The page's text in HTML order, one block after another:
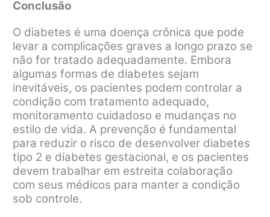
Conclusão
O diabetes é uma doença crônica que pode
levar a complicações graves a longo prazo se
não for tratado adequadamente. Embora
algumas formas de diabetes sejam
inevitáveis, os pacientes podem controlar a
condição com tratamento adequado,
monitoramento cuidadoso e mudanças no
estilo de vida. A prevenção é fundamental
para reduzir o risco de desenvolver diabetes
tipo 2 e diabetes gestacional, e os pacientes
devem trabalhar em estreita colaboração
com seus médicos para manter a condição
sob controle.